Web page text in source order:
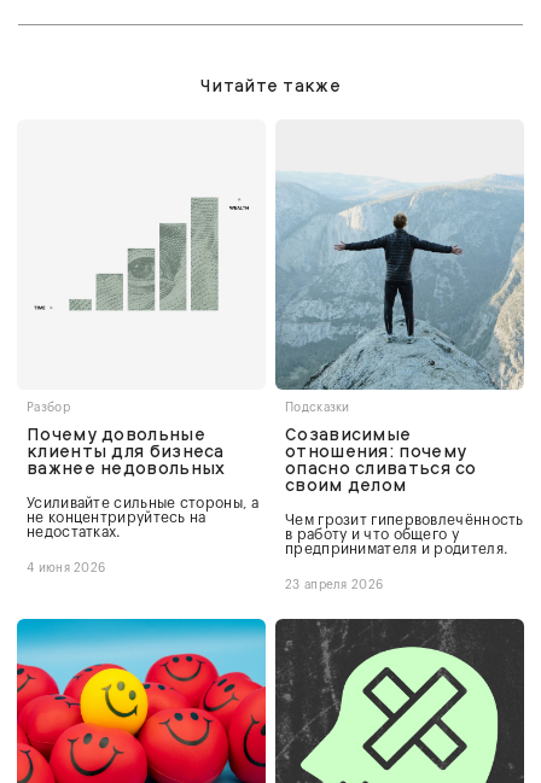
Читайте также
Разбор
Почему довольные
клиенты для бизнеса
важнее недовольных
Усиливайте сильные стороны, а
не концентрируйтесь на
недостатках.
4 июня 2026
Подсказки
Созависимые
отношения: почему
опасно сливаться со
своим делом
Чем грозит гипервовлечённость
в работу и что общего у
предпринимателя и родителя.
23 апреля 2026